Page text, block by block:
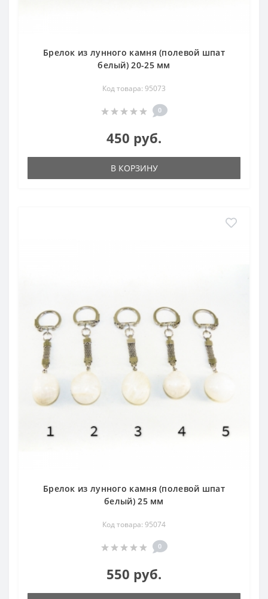
Брелок из лунного камня (полевой шпат
белый) 20-25 мм
Код товара: 95073
0
450 руб.
В КОРЗИНУ
Брелок из лунного камня (полевой шпат
белый) 25 мм
Код товара: 95074
0
550 руб.